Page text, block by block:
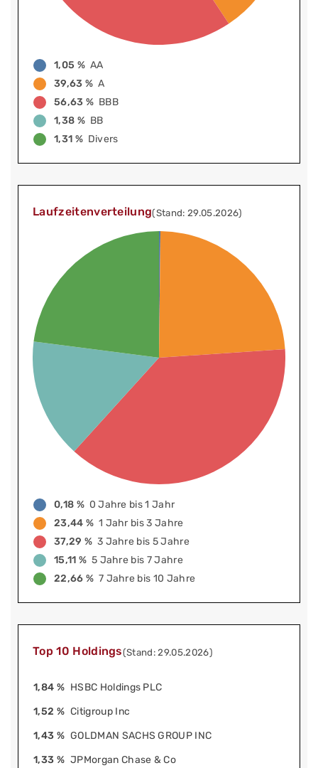
1,05 % AA
39,63 % A
56,63 % BBB
1,38 % BB
1,31 % Divers
Laufzeitenverteilung(Stand: 29.05.2026)
0,18 % 0 Jahre bis 1 Jahr
23,44 % 1 Jahr bis 3 Jahre
37,29 % 3 Jahre bis 5 Jahre
15,11 % 5 Jahre bis 7 Jahre
22,66 % 7 Jahre bis 10 Jahre
Top 10 Holdings(Stand: 29.05.2026)
1,84 % HSBC Holdings PLC
1,52 % Citigroup Inc
1,43 % GOLDMAN SACHS GROUP INC
1,33 % JPMorgan Chase & Co